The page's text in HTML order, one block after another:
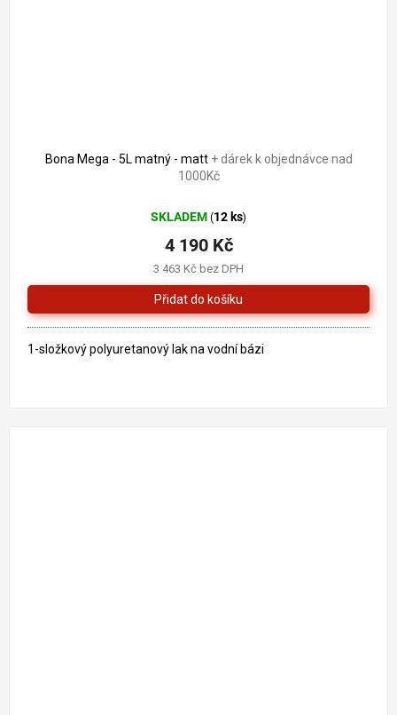
Bona Mega - 5L matný - matt + dárek k objednávce nad
1000Kč
SKLADEM (12 ks)
3 463 Kč bez DPH
4 190 Kč
1-složkový polyuretanový lak na vodní bázi